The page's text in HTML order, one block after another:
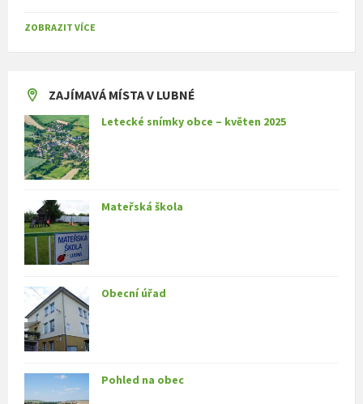
ZOBRAZIT VÍCE
ZAJÍMAVÁ MÍSTA V LUBNÉ
Letecké snímky obce – květen 2025
Mateřská škola
Obecní úřad
Pohled na obec